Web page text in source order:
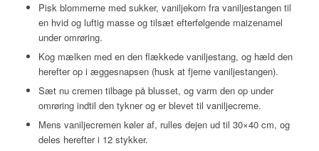
Pisk blommerne med sukker, vaniljekorn fra vaniljestangen til
en hvid og luftig masse og tilsæt efterfølgende maizenamel
under omrøring.
Kog mælken med en den flækkede vaniljestang, og hæld den
herefter op i æggesnapsen (husk at fjerne vaniljestangen).
Sæt nu cremen tilbage på blusset, og varm den op under
omrøring indtil den tykner og er blevet til vaniljecreme.
Mens vaniljecremen køler af, rulles dejen ud til 30×40 cm, og
deles herefter i 12 stykker.